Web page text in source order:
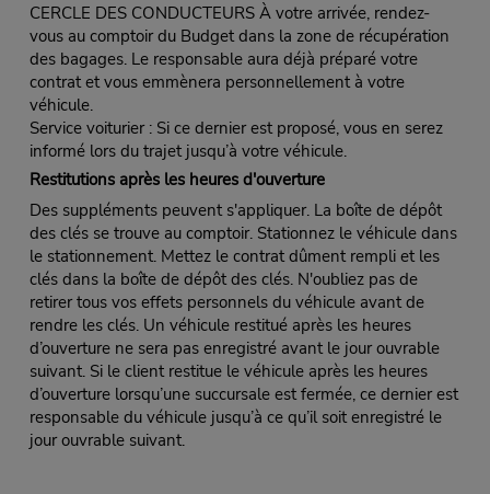
CERCLE DES CONDUCTEURS À votre arrivée, rendez-
vous au comptoir du Budget dans la zone de récupération
des bagages. Le responsable aura déjà préparé votre
contrat et vous emmènera personnellement à votre
véhicule.
Service voiturier : Si ce dernier est proposé, vous en serez
informé lors du trajet jusqu’à votre véhicule.
Restitutions après les heures d'ouverture
Des suppléments peuvent s'appliquer. La boîte de dépôt
des clés se trouve au comptoir. Stationnez le véhicule dans
le stationnement. Mettez le contrat dûment rempli et les
clés dans la boîte de dépôt des clés. N'oubliez pas de
retirer tous vos effets personnels du véhicule avant de
rendre les clés. Un véhicule restitué après les heures
d’ouverture ne sera pas enregistré avant le jour ouvrable
suivant. Si le client restitue le véhicule après les heures
d’ouverture lorsqu’une succursale est fermée, ce dernier est
responsable du véhicule jusqu’à ce qu’il soit enregistré le
jour ouvrable suivant.